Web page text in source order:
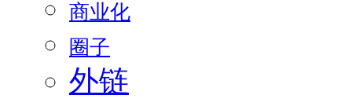
商业化
圈子
外链